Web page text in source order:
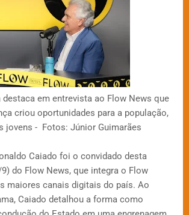
destaca em entrevista ao Flow News que
criou oportunidades para a população,
jovens - Fotos: Júnior Guimarães
Caiado foi o convidado desta
do Flow News, que integra o Flow
maiores canais digitais do país. Ao
Caiado detalhou a forma como